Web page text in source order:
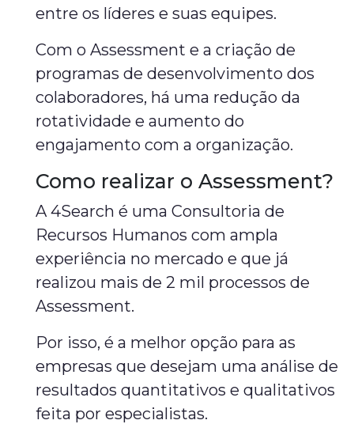
entre os líderes e suas equipes.
Com o Assessment e a criação de
programas de desenvolvimento dos
colaboradores, há uma redução da
rotatividade e aumento do
engajamento com a organização.
Como realizar o Assessment?
A 4Search é uma Consultoria de
Recursos Humanos com ampla
experiência no mercado e que já
realizou mais de 2 mil processos de
Assessment.
Por isso, é a melhor opção para as
empresas que desejam uma análise de
resultados quantitativos e qualitativos
feita por especialistas.